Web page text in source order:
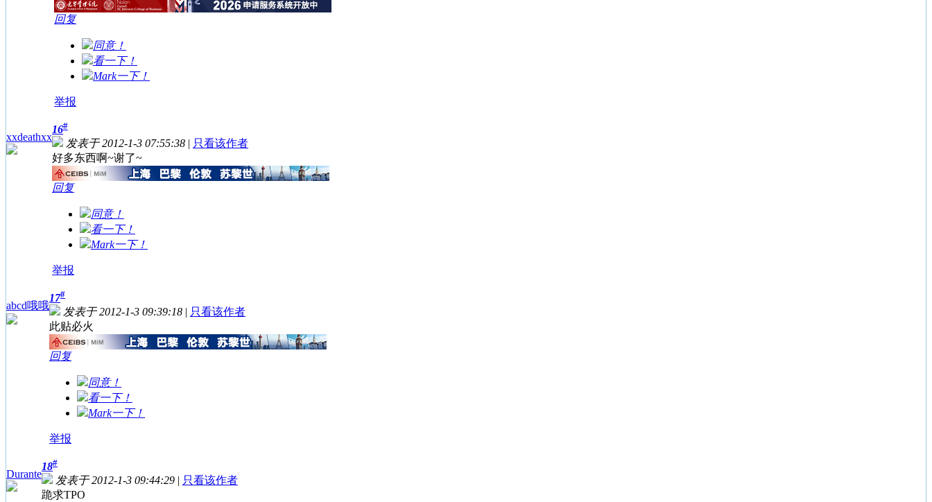
回复
同意！
看一下！
Mark一下！
举报
xxdeathxx
16#
发表于 2012-1-3 07:55:38 | 只看该作者
好多东西啊~谢了~
回复
同意！
看一下！
Mark一下！
举报
abcd哦哦
17#
发表于 2012-1-3 09:39:18 | 只看该作者
此贴必火
回复
同意！
看一下！
Mark一下！
举报
Durante
18#
发表于 2012-1-3 09:44:29 | 只看该作者
跪求TPO